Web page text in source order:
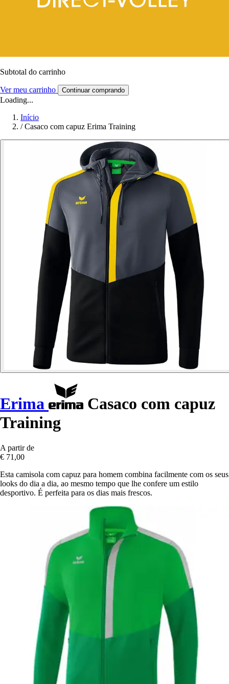
Subtotal do carrinho
Ver meu carrinho Continuar comprando
Loading...
Início
/ Casaco com capuz Erima Training
Erima
Casaco com capuz
Training
A partir de
€ 71,00
Esta camisola com capuz para homem combina facilmente com os seus
looks do dia a dia, ao mesmo tempo que lhe confere um estilo
desportivo. É perfeita para os dias mais frescos.